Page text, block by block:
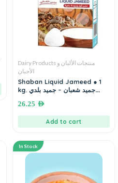
Dairy Products منتجات الألبان و
الأجبان
Shaban Liquid Jameed ● 1
kg. جميد شعبان – جميد بلدي
26.25 AED
Add to cart
In Stock